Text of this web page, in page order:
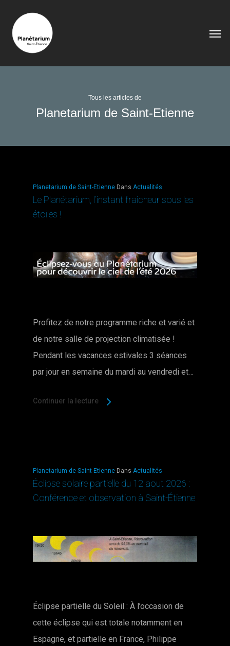
Tous les articles de
Planetarium de Saint-Etienne
Planetarium de Saint-Etienne Dans Actualités
Le Planétarium, l’instant fraicheur sous les
étoiles !
Profitez de notre programme riche et varié et
de notre salle de projection climatisée !
Pendant les vacances estivales 3 séances
par jour en semaine du mardi au vendredi et…
Continuer la lecture
Planetarium de Saint-Etienne Dans Actualités
Éclipse solaire partielle du 12 aout 2026 :
Conférence et observation à Saint-Étienne
Éclipse partielle du Soleil : À l’occasion de
cette éclipse qui est totale notamment en
Espagne, et partielle en France, Philippe